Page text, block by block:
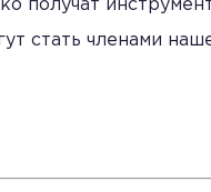
получат
стать членами